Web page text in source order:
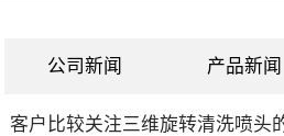
公司新闻 产品新闻